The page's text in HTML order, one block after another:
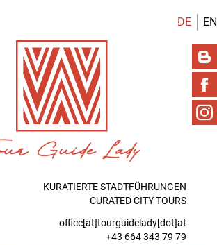
DE EN
KURATIERTE STADTFÜHRUNGEN
CURATED CITY TOURS
office[at]tourguidelady[dot]at
+43 664 343 79 79